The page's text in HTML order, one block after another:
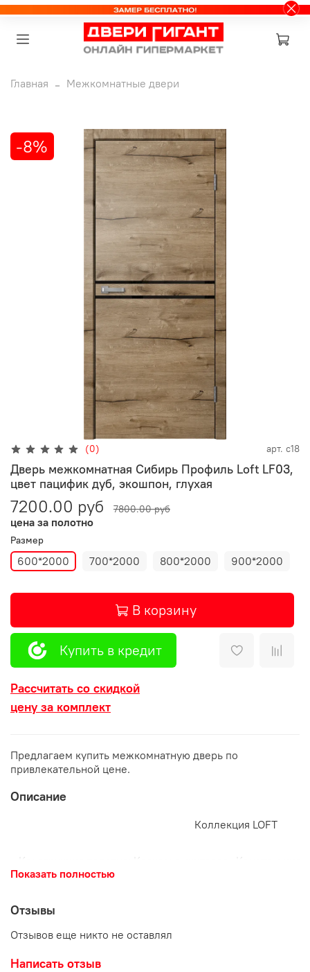
Главная Межкомнатные двери
-8%
(0) арт. с18
Дверь межкомнатная Сибирь Профиль Loft LF03,
цвет пацифик дуб, экошпон, глухая
7200.00 руб 7800.00 руб
цена за полотно
Размер
600*2000 700*2000 800*2000 900*2000
В корзину
Купить в кредит
Рассчитать со скидкой
цену за комплект
Предлагаем купить межкомнатную дверь по
привлекательной цене.
Описание
Коллекция LOFT
Конструкция полотна: Каркасно-щитовая
Конструкция
собой фрезерованную панель из МДФ плиты со
эффектом натурального шпона. Устойчиво к
коллекции:
Показать полностью
Отзывы
Отзывов еще никто не оставлял
Написать отзыв